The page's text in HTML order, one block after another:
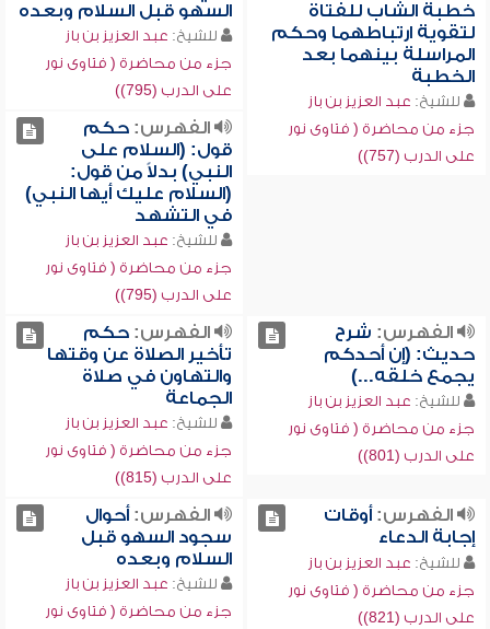
خطبة الشاب للفتاة
لتقوية ارتباطهما وحكم
المراسلة بينهما بعد
الخطبة
للشيخ: عبد العزيز بن باز
جزء من محاضرة ( فتاوى نور
على الدرب (757))
السهو قبل السلام وبعده
للشيخ: عبد العزيز بن باز
جزء من محاضرة ( فتاوى نور
على الدرب (795))
الفهرس:حكم
قول: (السلام على
النبي) بدلاً من قول:
(السلام عليك أيها النبي)
في التشهد
للشيخ: عبد العزيز بن باز
جزء من محاضرة ( فتاوى نور
على الدرب (795))
الفهرس: شرح
حديث: (إن أحدكم
يجمع خلقه...)
للشيخ: عبد العزيز بن باز
جزء من محاضرة ( فتاوى نور
على الدرب (801))
الفهرس:حكم
تأخير الصلاة عن وقتها
والتهاون في صلاة
الجماعة
للشيخ: عبد العزيز بن باز
جزء من محاضرة ( فتاوى نور
على الدرب (815))
الفهرس:أوقات
إجابة الدعاء
للشيخ: عبد العزيز بن باز
جزء من محاضرة ( فتاوى نور
على الدرب (821))
الفهرس:أحوال
سجود السهو قبل
السلام وبعده
للشيخ: عبد العزيز بن باز
جزء من محاضرة ( فتاوى نور